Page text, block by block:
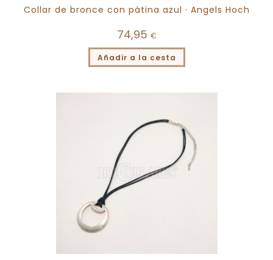
Collar de bronce con pátina azul · Angels Hoch
74,95 €
Añadir a la cesta